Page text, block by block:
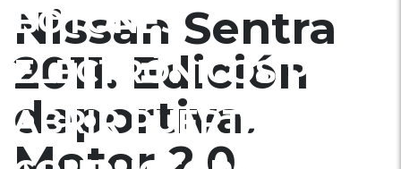
BOTONES
ELECTRÓNICOS PARA
ABRIR PUERTA DE
Nissan Sentra
2011. Edición
deportiva.